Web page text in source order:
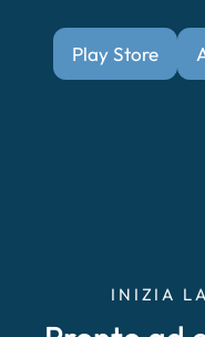
Play Store
INIZIA